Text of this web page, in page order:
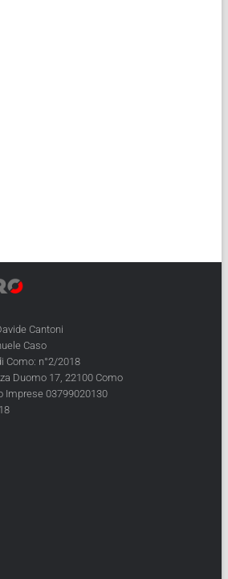
Cantoni
Caso
Como: n°2/2018
Duomo 17, 22100 Como
Imprese 03799020130